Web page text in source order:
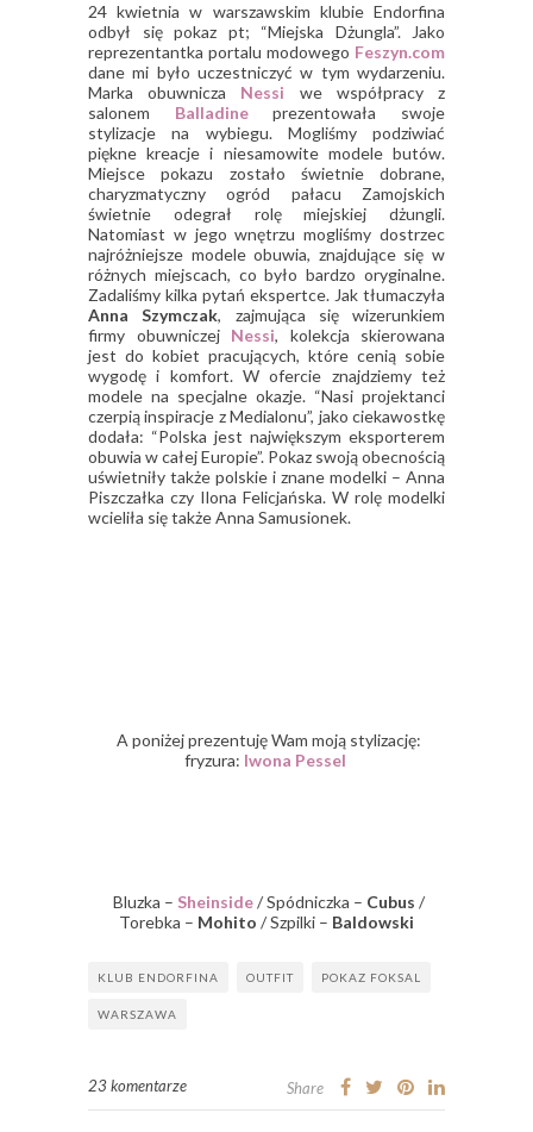
24 kwietnia w warszawskim klubie Endorfina
odbył się pokaz pt; “Miejska Dżungla”. Jako
reprezentantka portalu modowego Feszyn.com
dane mi było uczestniczyć w tym wydarzeniu.
Marka obuwnicza Nessi we współpracy z
salonem Balladineprezentowała swoje
stylizacje na wybiegu. Mogliśmy podziwiać
piękne kreacje i niesamowite modele butów.
Miejsce pokazu zostało świetnie dobrane,
charyzmatyczny ogród pałacu Zamojskich
świetnie odegrał rolę miejskiej dżungli.
Natomiast w jego wnętrzu mogliśmy dostrzec
najróżniejsze modele obuwia, znajdujące się w
różnych miejscach, co było bardzo oryginalne.
Zadaliśmy kilka pytań ekspertce. Jak tłumaczyła
Anna Szymczak, zajmująca się wizerunkiem
firmy obuwniczej Nessi, kolekcja skierowana
jest do kobiet pracujących, które cenią sobie
wygodę i komfort. W ofercie znajdziemy też
modele na specjalne okazje. “Nasi projektanci
czerpią inspiracje z Medialonu”, jako ciekawostkę
dodała: “Polska jest największym eksporterem
obuwia w całej Europie”. Pokaz swoją obecnością
uświetniły także polskie i znane modelki – Anna
Piszczałka czy Ilona Felicjańska. W rolę modelki
wcieliła się także Anna Samusionek.
A poniżej prezentuję Wam moją stylizację:
fryzura: Iwona Pessel
Bluzka – Sheinside/ Spódniczka – Cubus /
Torebka – Mohito / Szpilki – Baldowski
KLUB ENDORFINA OUTFIT POKAZ FOKSAL
WARSZAWA
23 komentarze Share